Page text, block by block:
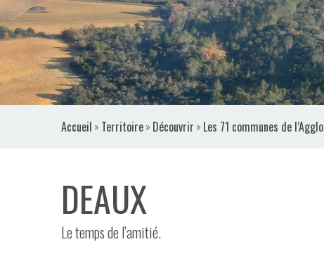
SORTIR / BOUGER
PUBLICATIONS
ESPACE PRESSE
Accueil » Territoire» Découvrir » Les 71 communes de l’Agglo
DEAUX
Le temps de l’amitié.